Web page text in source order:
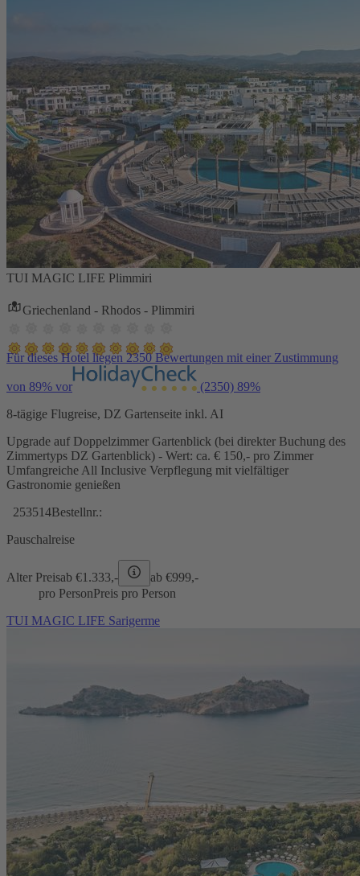
TUI MAGIC LIFE Plimmiri
Griechenland - Rhodos - Plimmiri
Für dieses Hotel liegen 2350 Bewertungen mit einer Zustimmung
von 89% vor (2350) 89%
8-tägige Flugreise, DZ Gartenseite inkl. AI
Upgrade auf Doppelzimmer Gartenblick (bei direkter Buchung des
Zimmertyps DZ Gartenblick) - Wert: ca. € 150,- pro Zimmer
Umfangreiche All Inclusive Verpflegung mit vielfältiger
Gastronomie genießen
253514Bestellnr.:
Pauschalreise
Alter Preisab €1.333,- ab €999,-
pro PersonPreis pro Person
TUI MAGIC LIFE Sarigerme